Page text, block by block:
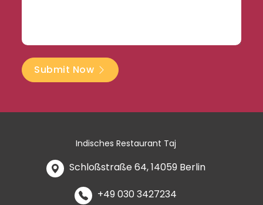
Submit Now
Indisches Restaurant Taj
Schloßstraße 64, 14059 Berlin
+49 030 3427234